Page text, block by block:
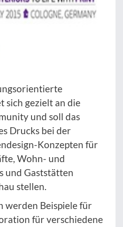
sich gezielt an die
und soll das
Drucks bei der
Konzepten für
Wohn- und
und Gaststätten
stellen.
werden Beispiele für
für verschiedene